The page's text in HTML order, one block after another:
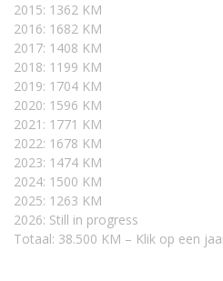
2015: 1362 KM
2016: 1682 KM
2017: 1408 KM
2018: 1199 KM
2019: 1704 KM
2020: 1596 KM
2021: 1771 KM
2022: 1678 KM
2023: 1474 KM
2024: 1500 KM
2025: 1263 KM
2026: Still in progress
Totaal: 38.500 KM – Klik op een